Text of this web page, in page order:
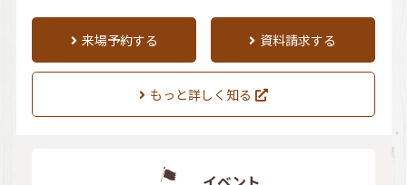
来場予約する 資料請求する
もっと詳しく知る